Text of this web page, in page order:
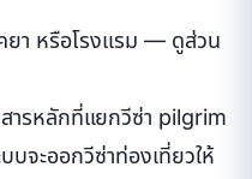
า หรือโรงแรม — ดูส่วน
สารหลักที่แยกวีซ่า pilgrim
จะออกวีซ่าท่องเที่ยวให้